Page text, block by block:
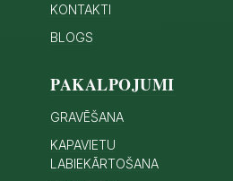
KONTAKTI
BLOGS
PAKALPOJUMI
GRAVĒŠANA
KAPAVIETU
LABIEKĀRTOŠANA